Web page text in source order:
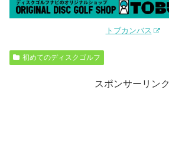
トブカンバス
初めてのディスクゴルフ
スポンサーリンク